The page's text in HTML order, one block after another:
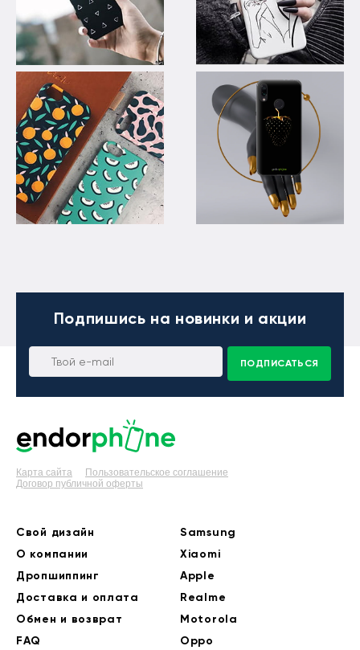
Подпишись на новинки и акции
ПОДПИСАТЬСЯ
Карта сайта
Пользовательское соглашение
Договор публичной оферты
Свой дизайн
О компании
Дропшиппинг
Доставка и оплата
Обмен и возврат
FAQ
Samsung
Xiaomi
Apple
Realme
Motorola
Oppo